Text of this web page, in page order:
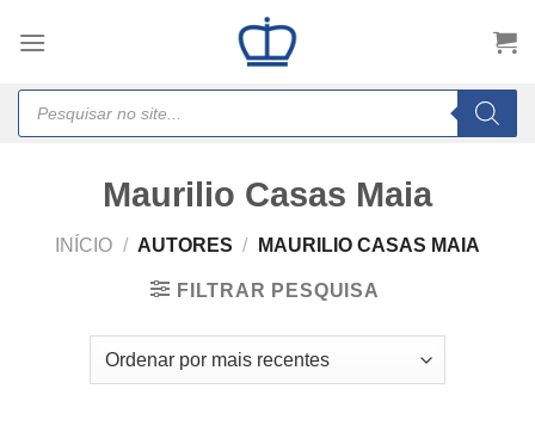
Products
search
Maurilio Casas Maia
INÍCIO / AUTORES / MAURILIO CASAS MAIA
FILTRAR PESQUISA